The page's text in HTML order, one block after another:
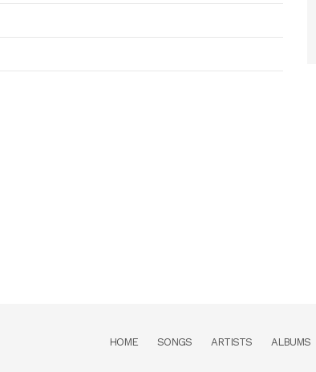
HOME SONGS ARTISTS ALBUMS